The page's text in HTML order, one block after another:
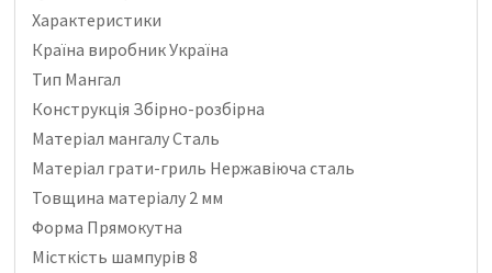
Характеристики
Країна виробник Україна
Тип Мангал
Конструкція Збірно-розбірна
Матеріал мангалу Сталь
Матеріал грати-гриль Нержавіюча сталь
Товщина матеріалу 2 мм
Форма Прямокутна
Місткість шампурів 8